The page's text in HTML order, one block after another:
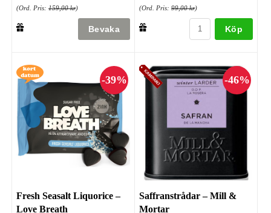
(Ord. Pris: 159,00 kr) (Ord. Pris: 99,00 kr)
Köp
Fresh Seasalt Liquorice –
Love Breath
Saffranstrådar – Mill &
Mortar